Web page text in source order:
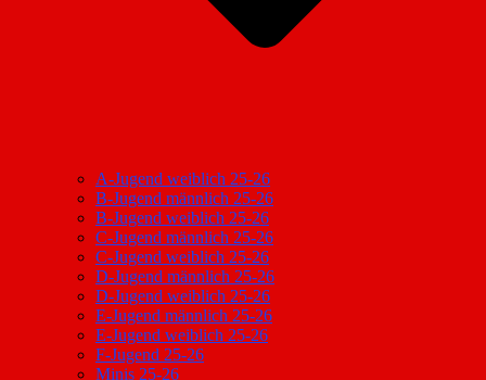
A-Jugend weiblich 25-26
B-Jugend männlich 25-26
B-Jugend weiblich 25-26
C-Jugend männlich 25-26
C-Jugend weiblich 25-26
D-Jugend männlich 25-26
D-Jugend weiblich 25-26
E-Jugend männlich 25-26
E-Jugend weiblich 25-26
F-Jugend 25-26
Minis 25-26